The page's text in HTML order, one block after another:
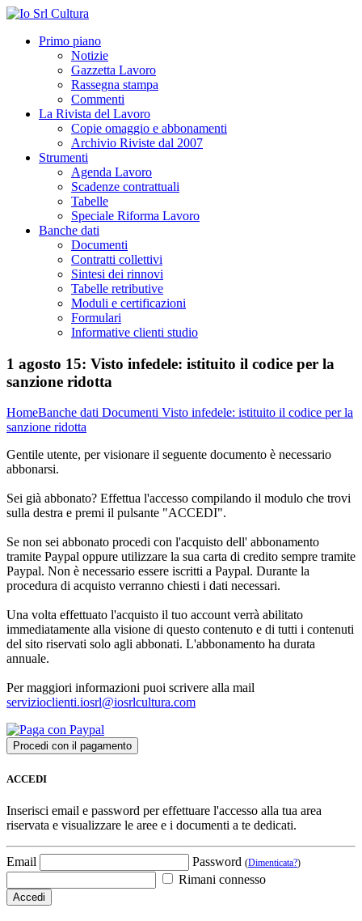
Primo piano
Notizie
Gazzetta Lavoro
Rassegna stampa
Commenti
La Rivista del Lavoro
Copie omaggio e abbonamenti
Archivio Riviste dal 2007
Strumenti
Agenda Lavoro
Scadenze contrattuali
Tabelle
Speciale Riforma Lavoro
Banche dati
Documenti
Contratti collettivi
Sintesi dei rinnovi
Tabelle retributive
Moduli e certificazioni
Formulari
Informative clienti studio
1 agosto 15: Visto infedele: istituito il codice per la
sanzione ridotta
HomeBanche dati Documenti Visto infedele: istituito il codice per la
sanzione ridotta
Gentile utente, per visionare il seguente documento è necessario
abbonarsi.
Sei già abbonato? Effettua l'accesso compilando il modulo che trovi
sulla destra e premi il pulsante "ACCEDI".
Se non sei abbonato procedi con l'acquisto dell' abbonamento
tramite Paypal oppure utilizzare la sua carta di credito sempre tramite
Paypal. Non è necessario essere iscritti a Paypal. Durante la
procedura di acquisto verranno chiesti i dati necessari.
Una volta effettuato l'acquisto il tuo account verrà abilitato
immediatamente alla visione di questo contenuto e di tutti i contenuti
del sito riservati solo agli abbonati. L'abbonamento ha durata
annuale.
Per maggiori informazioni puoi scrivere alla mail
servizioclienti.iosrl@iosrlcultura.com
ACCEDI
Inserisci email e password per effettuare l'accesso alla tua area
riservata e visualizzare le aree e i documenti a te dedicati.
Email Password (Dimenticata?)
Rimani connesso